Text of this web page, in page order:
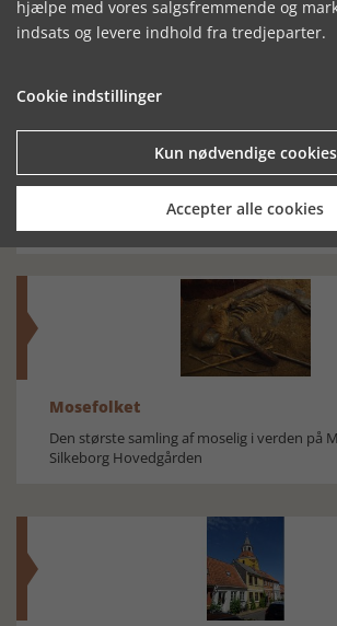
DANMARK
Mosefolket
Den største samling af moselig i verden på
Silkeborg Hovedgården
hjælpe med vores salgsfremmende og
indsats og levere indhold fra tredjeparter.
Cookie indstillinger
Kun nødvendige cookies
Accepter alle cookies